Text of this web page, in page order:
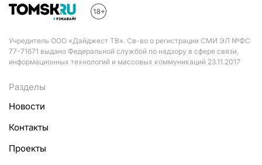
Учредитель ООО «Дайджест ТВ». Св-во о регистрации СМИ ЭЛ №ФС
77-71671 выдано Федеральной службой по надзору в сфере связи,
информационных технологий и массовых коммуникаций 23.11.2017
Разделы
Новости
Контакты
Проекты